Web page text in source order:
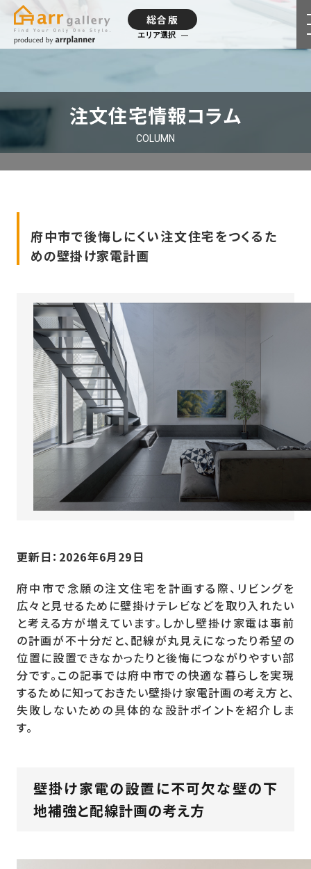
総合版
エリア選択
注文住宅情報コラム
COLUMN
府中市で後悔しにくい注文住宅をつくるた
めの壁掛け家電計画
更新日： 2026年6月29日
府中市で念願の注文住宅を計画する際、リビングを
広々と見せるために壁掛けテレビなどを取り入れたい
と考える方が増えています。しかし壁掛け家電は事前
の計画が不十分だと、配線が丸見えになったり希望の
位置に設置できなかったりと後悔につながりやすい部
分です。この記事では府中市での快適な暮らしを実現
するために知っておきたい壁掛け家電計画の考え方と、
失敗しないための具体的な設計ポイントを紹介しま
す。
壁掛け家電の設置に不可欠な壁の下
地補強と配線計画の考え方